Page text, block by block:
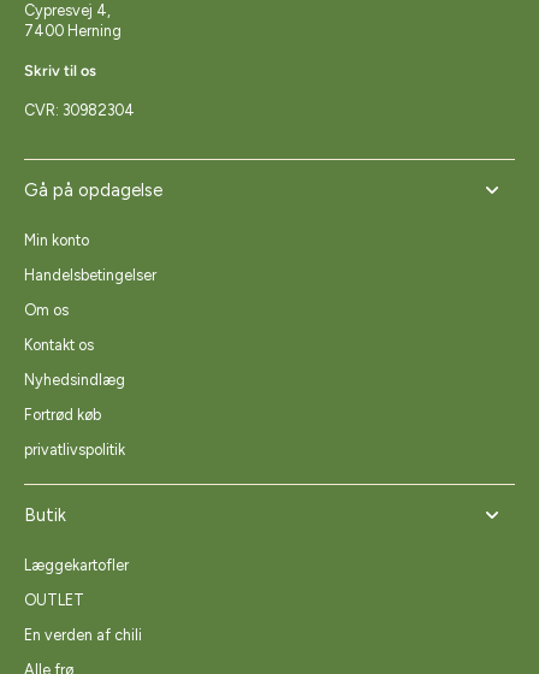
Cypresvej 4,
7400 Herning
Skriv til os
CVR: 30982304
Gå på opdagelse
Min konto
Handelsbetingelser
Om os
Kontakt os
Nyhedsindlæg
Fortrød køb
privatlivspolitik
Butik
Læggekartofler
OUTLET
En verden af chili
Alle frø